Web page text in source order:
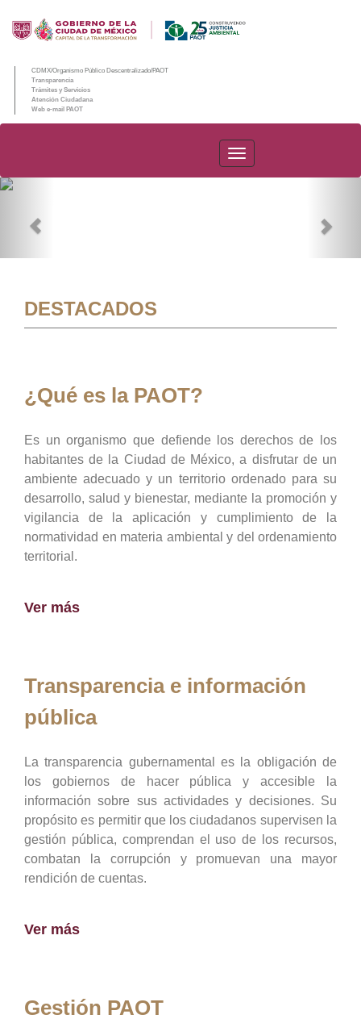
CDMX/Organismo Público Descentralizado/PAOT
Transparencia
Trámites y Servicios
Atención Ciudadana
Web e-mail PAOT
PAOT
DESTACADOS
¿Qué es la PAOT?
Es un organismo que defiende los derechos de los
habitantes de la Ciudad de México, a disfrutar de un
ambiente adecuado y un territorio ordenado para su
desarrollo, salud y bienestar, mediante la promoción y
vigilancia de la aplicación y cumplimiento de la
normatividad en materia ambiental y del ordenamiento
territorial.
Ver más
Transparencia e información
pública
La transparencia gubernamental es la obligación de
los gobiernos de hacer pública y accesible la
información sobre sus actividades y decisiones. Su
propósito es permitir que los ciudadanos supervisen la
gestión pública, comprendan el uso de los recursos,
combatan la corrupción y promuevan una mayor
rendición de cuentas.
Ver más
Gestión PAOT